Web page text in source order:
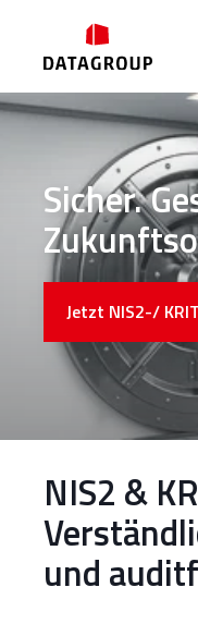
Sicher.
Jetzt NIS2-/
NIS2 &
und